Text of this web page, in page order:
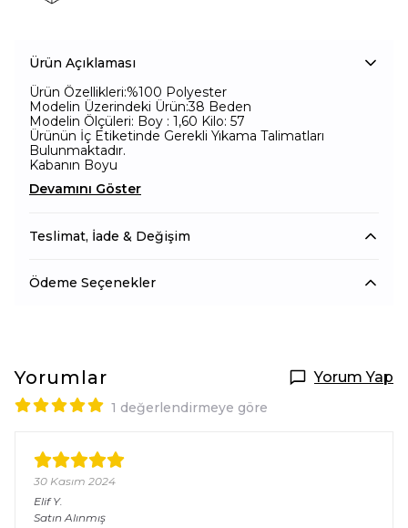
Ürün Açıklaması
Ürün Özellikleri:%100 Polyester
Modelin Üzerindeki Ürün:38 Beden
Modelin Ölçüleri: Boy : 1,60 Kilo: 57
Ürünün İç Etiketinde Gerekli Yıkama Talimatları
Bulunmaktadır.
Kabanın Boyu
Devamını Göster
Teslimat, İade & Değişim
Ödeme Seçenekler
Yorumlar Yorum Yap
1 değerlendirmeye göre
30 Kasım 2024
Elif Y.
Satın Alınmış